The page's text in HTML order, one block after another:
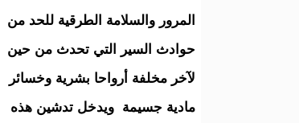
المرور والسلامة الطرقية للحد من
حوادث السير التي تحدث من حين
لآخر مخلفة أرواحا بشرية وخسائر
مادية جسيمة ويدخل تدشين هذه